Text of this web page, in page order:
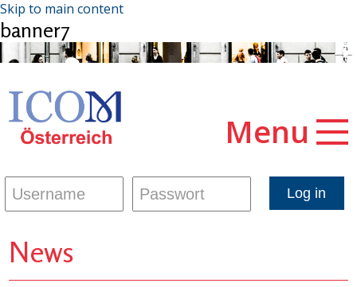
Skip to main content
banner7
Menu
News